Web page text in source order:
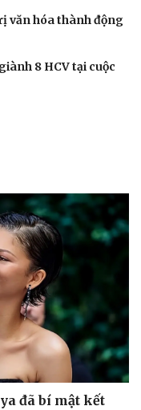
văn hóa thành động
8 HCV tại cuộc
đã bí mật kết